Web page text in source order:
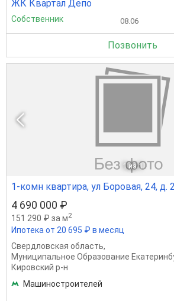
ЖК Квартал Депо
Собственник 08.06
Позвонить
1 из 1
1-комн квартира, ул Боровая, 24, д.
4 690 000 ₽
151 290 ₽ за м2
Ипотека от 20 695 ₽ в месяц
Свердловская область,
Муниципальное Образование
Кировский р-н
Машиностроителей